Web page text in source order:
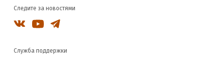
Следите за новостями
Служба поддержки